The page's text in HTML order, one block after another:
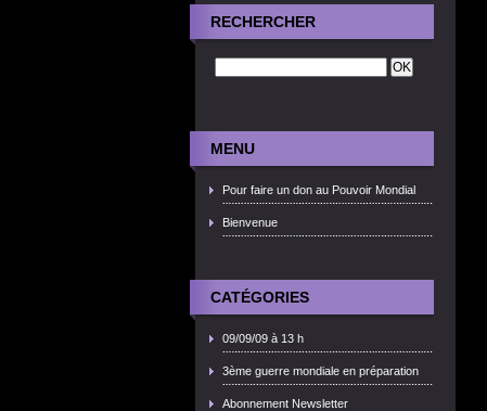
RECHERCHER
MENU
Pour faire un don au Pouvoir Mondial
Bienvenue
CATÉGORIES
09/09/09 à 13 h
3ème guerre mondiale en préparation
Abonnement Newsletter